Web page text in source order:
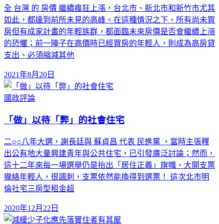
全 台灣 的 房價 繼續瘋狂上漲，台北市、新北市和新竹市尤其
如此，都達到前所未見的高峰。在這種情況之下，所有尚未買
房但有成家計畫的年輕族群，都面臨未來房價是否會繼續上漲
的恐懼；前一陣子在高價時已經買房的年輕人，則成為高房貸
支出、必須縮減其他
2021年8月20日
國政評論
「做」以待「弊」的社會住宅
二○○八年大選，謝長廷與 蘇貞昌 代表 民進黨 ，當時主張釋
出公有地大量興建青年與公共住宅，已引發廣泛討論；然而，
這十二年來每一場選舉仍是抬出「居住正義」旗幟，大開支票
攏絡年輕人，很諷刺，支票依然能換得到選票！ 這次北市明
倫社宅三房型租金超
2020年12月22日